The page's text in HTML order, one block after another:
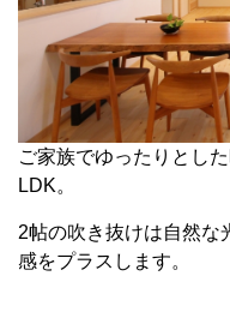
ご家族でゆったりとし
LDK。
2帖の吹き抜けは自然な
感をプラスします。